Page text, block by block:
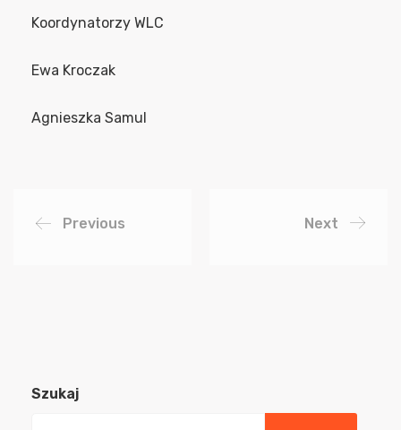
Koordynatorzy WLC
Ewa Kroczak
Agnieszka Samul
Previous Next
Szukaj